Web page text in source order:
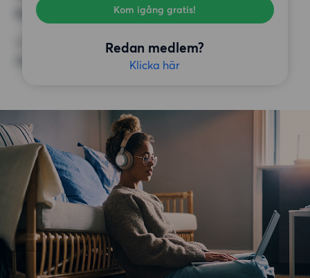
Kom igång gratis!
Redan medlem?
Klicka här
Balkong, Hiss
ÖVRIGA PREFERENSER
Inga speciella preferenser